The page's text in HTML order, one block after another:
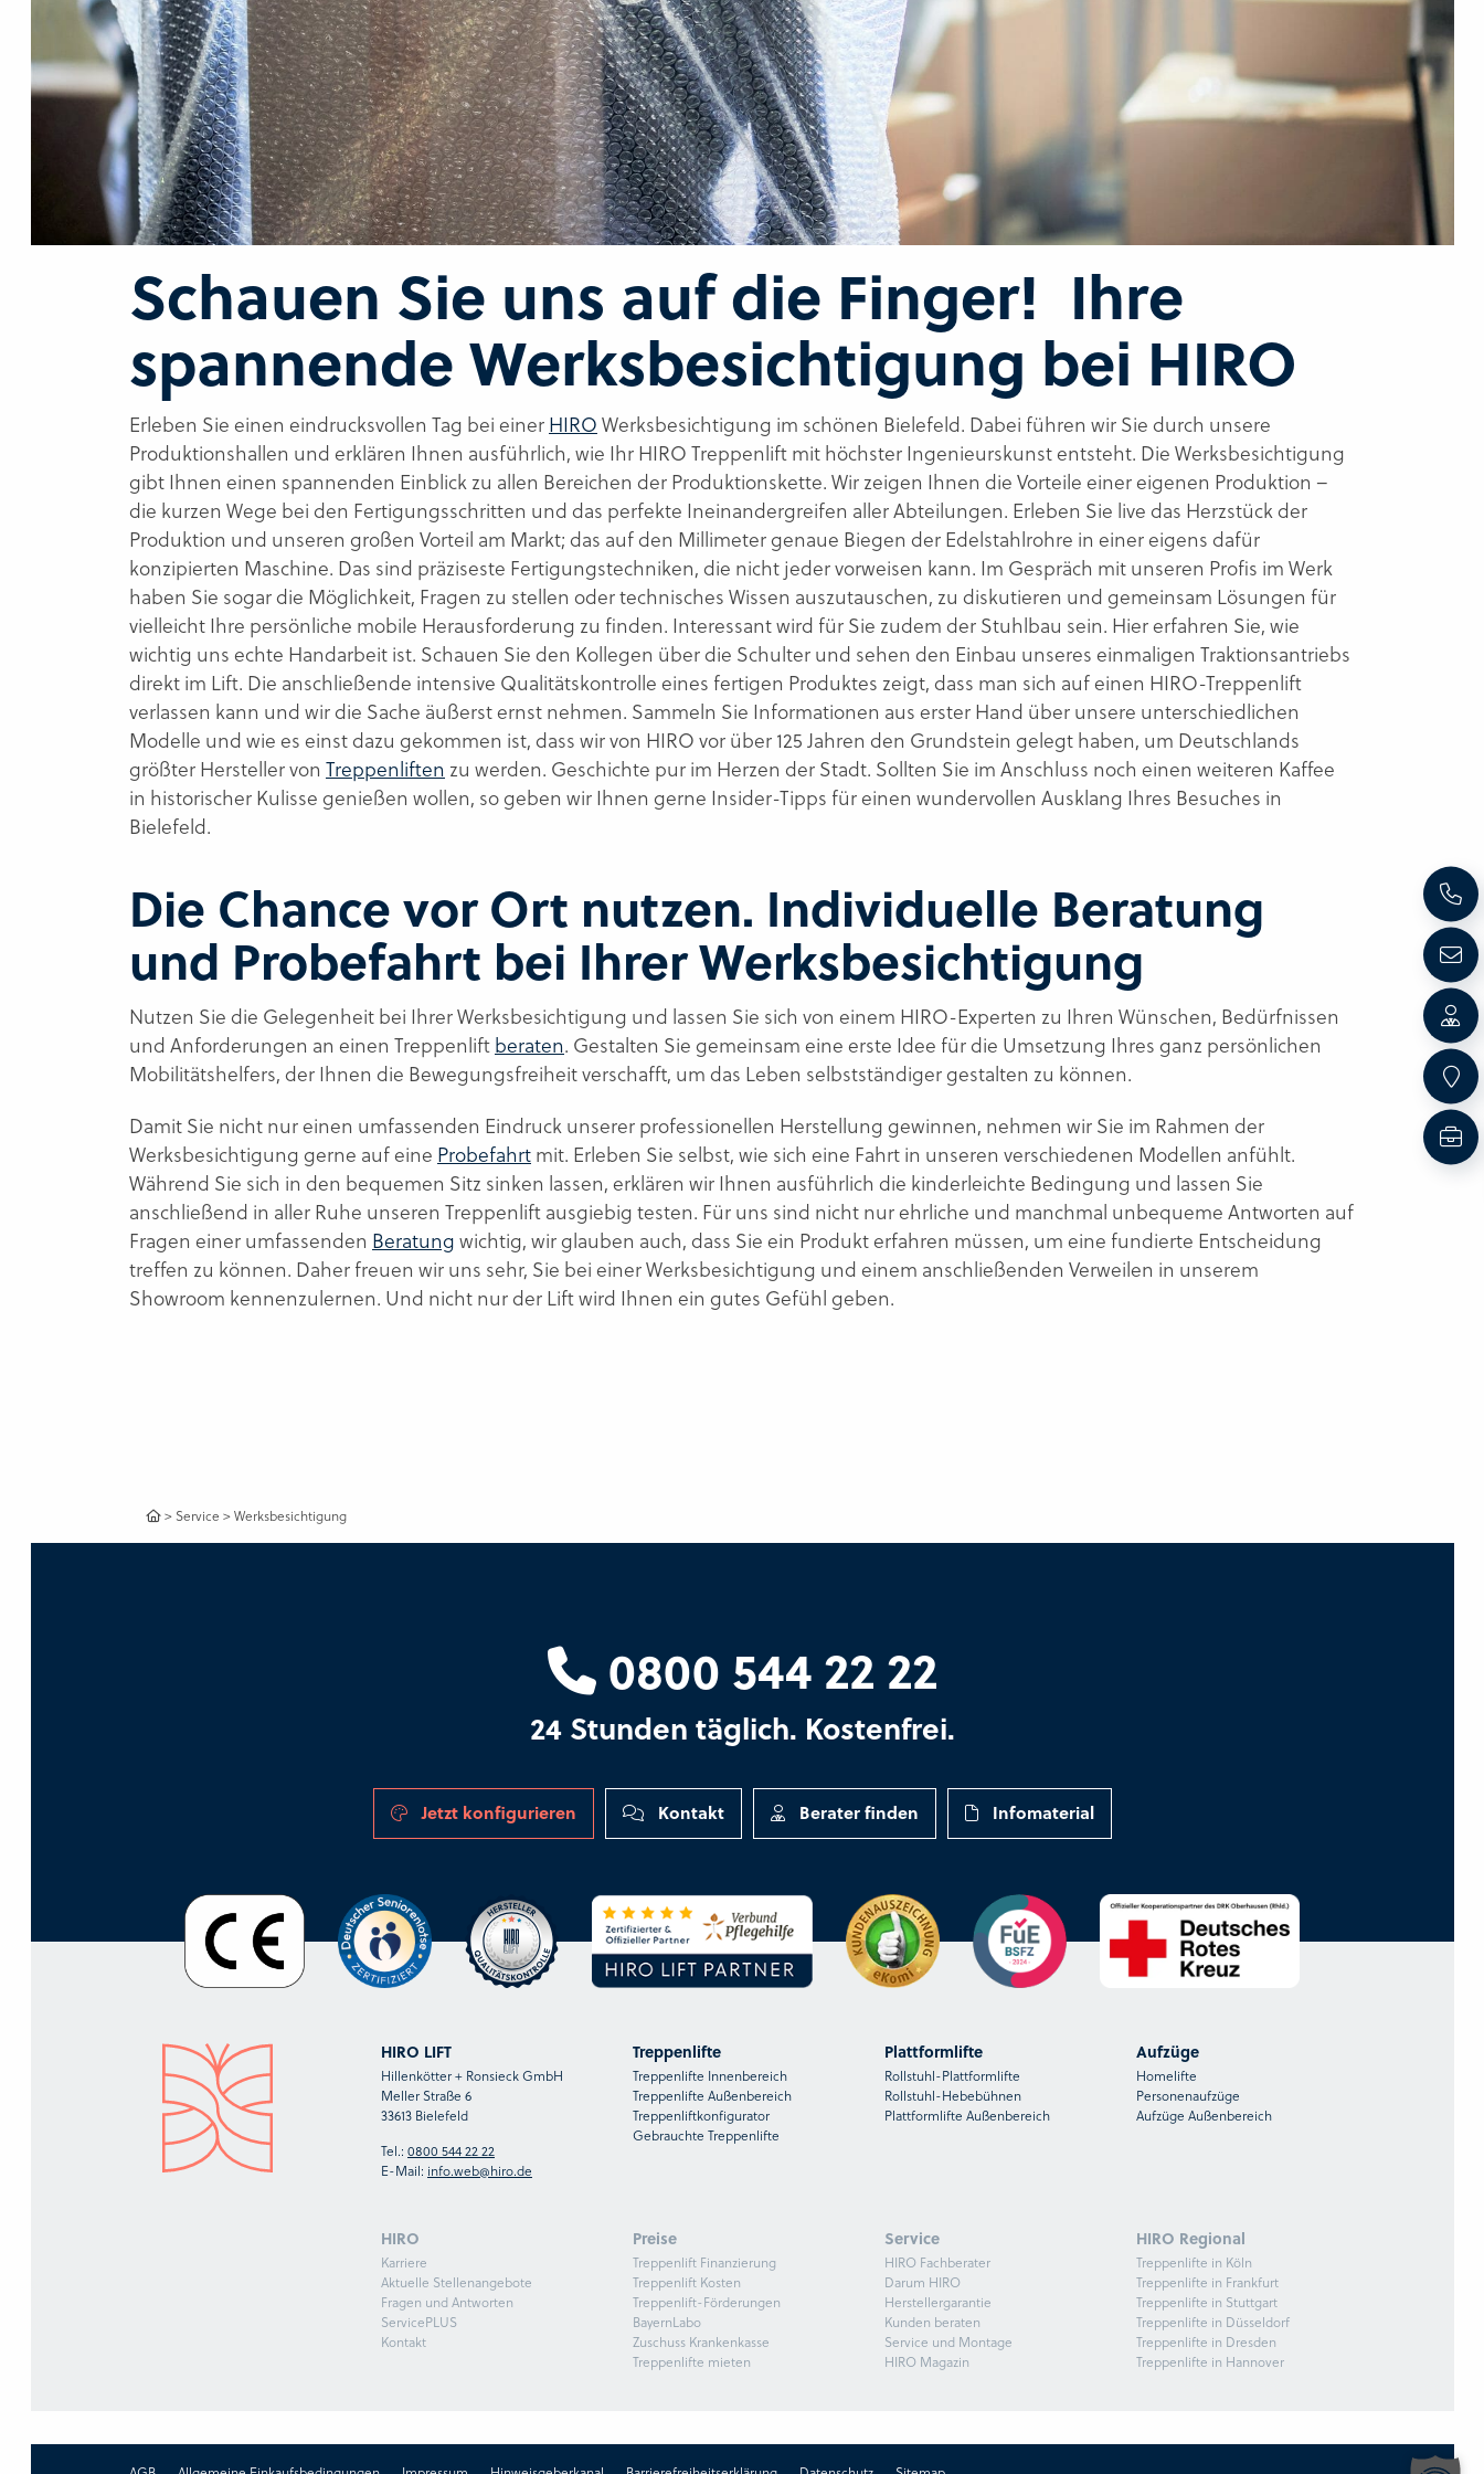
Schauen Sie uns auf die Finger! Ihre
spannende Werksbesichtigung bei HIRO
Erleben Sie einen eindrucksvollen Tag bei einer HIRO Werksbesichtigung im schönen Bielefeld. Dabei führen wir Sie durch unsere
Produktionshallen und erklären Ihnen ausführlich, wie Ihr HIRO Treppenlift mit höchster Ingenieurskunst entsteht. Die Werksbesichtigung
gibt Ihnen einen spannenden Einblick zu allen Bereichen der Produktionskette. Wir zeigen Ihnen die Vorteile einer eigenen Produktion –
die kurzen Wege bei den Fertigungsschritten und das perfekte Ineinandergreifen aller Abteilungen. Erleben Sie live das Herzstück der
Produktion und unseren großen Vorteil am Markt; das auf den Millimeter genaue Biegen der Edelstahlrohre in einer eigens dafür
konzipierten Maschine. Das sind präziseste Fertigungstechniken, die nicht jeder vorweisen kann. Im Gespräch mit unseren Profis im Werk
haben Sie sogar die Möglichkeit, Fragen zu stellen oder technisches Wissen auszutauschen, zu diskutieren und gemeinsam Lösungen für
vielleicht Ihre persönliche mobile Herausforderung zu finden. Interessant wird für Sie zudem der Stuhlbau sein. Hier erfahren Sie, wie
wichtig uns echte Handarbeit ist. Schauen Sie den Kollegen über die Schulter und sehen den Einbau unseres einmaligen Traktionsantriebs
direkt im Lift. Die anschließende intensive Qualitätskontrolle eines fertigen Produktes zeigt, dass man sich auf einen HIRO-Treppenlift
verlassen kann und wir die Sache äußerst ernst nehmen. Sammeln Sie Informationen aus erster Hand über unsere unterschiedlichen
Modelle und wie es einst dazu gekommen ist, dass wir von HIRO vor über 125 Jahren den Grundstein gelegt haben, um Deutschlands
größter Hersteller von Treppenliften zu werden. Geschichte pur im Herzen der Stadt. Sollten Sie im Anschluss noch einen weiteren Kaffee
in historischer Kulisse genießen wollen, so geben wir Ihnen gerne Insider-Tipps für einen wundervollen Ausklang Ihres Besuches in
Bielefeld.
Die Chance vor Ort nutzen. Individuelle Beratung
und Probefahrt bei IhrerWerksbesichtigung
Nutzen Sie die Gelegenheit bei Ihrer Werksbesichtigung und lassen Sie sich von einem HIRO-Experten zu Ihren Wünschen, Bedürfnissen
und Anforderungen an einen Treppenlift beraten. Gestalten Sie gemeinsam eine erste Idee für die Umsetzung Ihres ganz persönlichen
Mobilitätshelfers, der Ihnen die Bewegungsfreiheit verschafft, um das Leben selbstständiger gestalten zu können.
Damit Sie nicht nur einen umfassenden Eindruck unserer professionellen Herstellung gewinnen, nehmen wir Sie im Rahmen der
Werksbesichtigung gerne auf eine Probefahrt mit. Erleben Sie selbst, wie sich eine Fahrt in unseren verschiedenen Modellen anfühlt.
Während Sie sich in den bequemen Sitz sinken lassen, erklären wir Ihnen ausführlich die kinderleichte Bedingung und lassen Sie
anschließend in aller Ruhe unseren Treppenlift ausgiebig testen. Für uns sind nicht nur ehrliche und manchmal unbequeme Antworten auf
Fragen einer umfassenden Beratung wichtig, wir glauben auch, dass Sie ein Produkt erfahren müssen, um eine fundierte Entscheidung
treffen zu können. Daher freuen wir uns sehr, Sie bei einer Werksbesichtigung und einem anschließenden Verweilen in unserem
Showroom kennenzulernen. Und nicht nur der Lift wird Ihnen ein gutes Gefühl geben.
>Service >Werksbesichtigung
0800 544 22 22
24 Stunden täglich. Kostenfrei.
Jetzt konfigurieren Kontakt Berater finden Infomaterial
HIRO LIFT
Hillenkötter + Ronsieck GmbH
Meller Straße 6
33613 Bielefeld
Tel.: 0800 544 22 22
E-Mail: info.web@hiro.de
Treppenlifte
Treppenlifte Innenbereich
Treppenlifte Außenbereich
Treppenliftkonfigurator
Gebrauchte Treppenlifte
Plattformlifte
Rollstuhl-Plattformlifte
Rollstuhl-Hebebühnen
Plattformlifte Außenbereich
Aufzüge
Homelifte
Personenaufzüge
Aufzüge Außenbereich
HIRO
Karriere
Aktuelle Stellenangebote
Fragen und Antworten
ServicePLUS
Kontakt
Preise
Treppenlift Finanzierung
Treppenlift Kosten
Treppenlift-Förderungen
BayernLabo
Zuschuss Krankenkasse
Treppenlifte mieten
Service
HIRO Fachberater
Darum HIRO
Herstellergarantie
Kunden beraten
Service und Montage
HIRO Magazin
HIRO Regional
Treppenlifte in Köln
Treppenlifte in Frankfurt
Treppenlifte in Stuttgart
Treppenlifte in Düsseldorf
Treppenlifte in Dresden
Treppenlifte in Hannover